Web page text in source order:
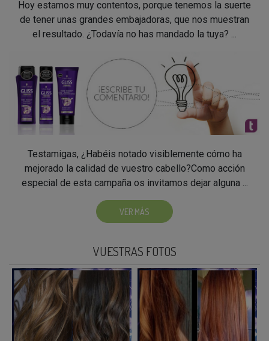
Hoy estamos muy contentos, porque tenemos la suerte
de tener unas grandes embajadoras, que nos muestran
el resultado. ¿Todavía no has mandado la tuya? ...
Testamigas, ¿Habéis notado visiblemente cómo ha
mejorado la calidad de vuestro cabello?Como acción
especial de esta campaña os invitamos dejar alguna ...
VER MÁS
VUESTRAS FOTOS